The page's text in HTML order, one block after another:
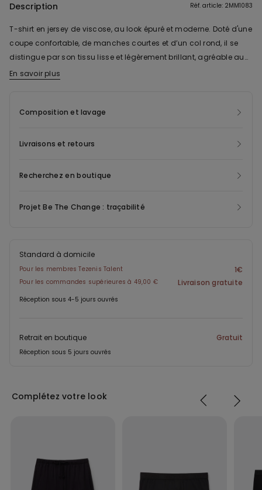
Description Réf. article: 2MM1083
T-shirt en jersey de viscose, au look épuré et moderne. Doté d'une
coupe confortable, de manches courtes et d’un col rond, il se
distingue par son tissu lisse et légèrement brillant, agréable au
toucher et adapté pour un usage quotidien, être porté sous une
En savoir plus
Composition et lavage
Livraisons et retours
Recherchez en boutique
Projet Be The Change : traçabilité
Standard à domicile
Pour les membres Tezenis Talent 1€
Pour les commandes supérieures à 49,00 € Livraison gratuite
Réception sous 4-5 jours ouvrés
Retrait en boutique Gratuit
Réception sous 5 jours ouvrés
Complétez votre look